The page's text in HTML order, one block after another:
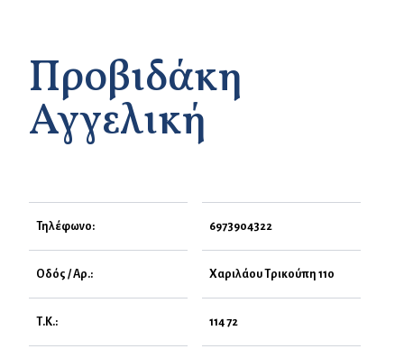
Προβιδάκη
Αγγελική
Τηλέφωνο: 6973904322
Οδός / Αρ.: Χαριλάου Τρικούπη 110
Τ.Κ.: 114 72